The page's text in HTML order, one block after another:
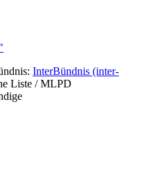
InterBündnis (inter-
Liste / MLPD